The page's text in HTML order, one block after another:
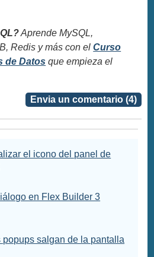
Aprende MySQL,
Redis y más con elCurso
de Datos que empieza el
Envia un comentario (4)
el icono del panel de
en Flex Builder 3
popups salgan de la pantalla